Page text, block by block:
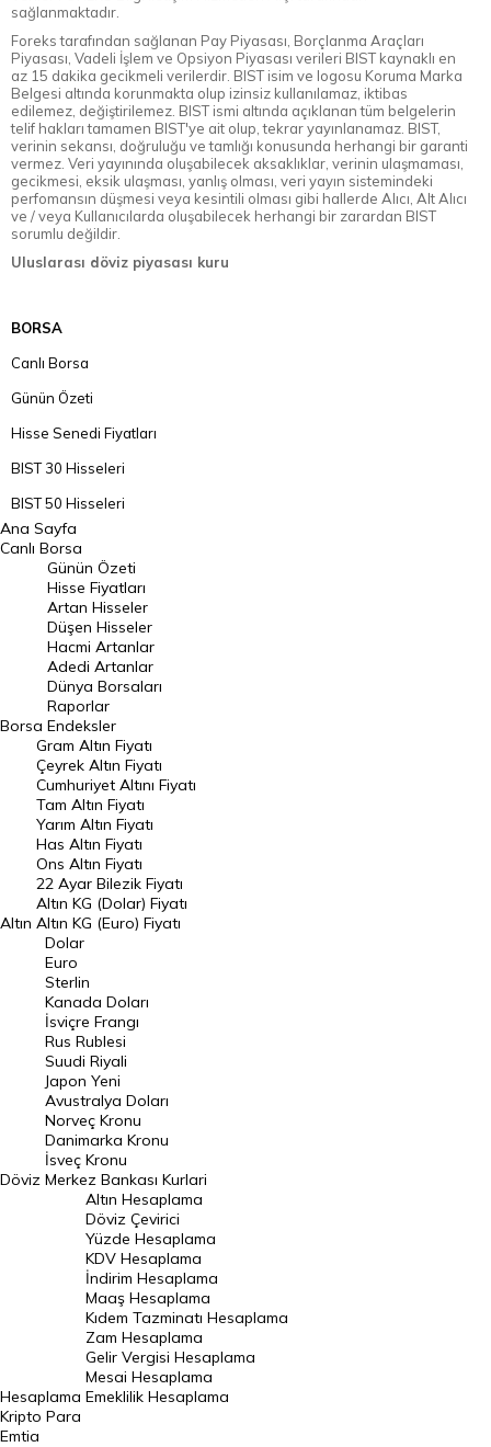
sağlanmaktadır.
Foreks tarafından sağlanan Pay Piyasası, Borçlanma Araçları
Piyasası, Vadeli İşlem ve Opsiyon Piyasası verileri BIST kaynaklı en
az 15 dakika gecikmeli verilerdir. BIST isim ve logosu Koruma Marka
Belgesi altında korunmakta olup izinsiz kullanılamaz, iktibas
edilemez, değiştirilemez. BIST ismi altında açıklanan tüm belgelerin
telif hakları tamamen BIST'ye ait olup, tekrar yayınlanamaz. BIST,
verinin sekansı, doğruluğu ve tamlığı konusunda herhangi bir garanti
vermez. Veri yayınında oluşabilecek aksaklıklar, verinin ulaşmaması,
gecikmesi, eksik ulaşması, yanlış olması, veri yayın sistemindeki
perfomansın düşmesi veya kesintili olması gibi hallerde Alıcı, Alt Alıcı
ve / veya Kullanıcılarda oluşabilecek herhangi bir zarardan BIST
sorumlu değildir.
Uluslarası döviz piyasası kuru
BORSA
Canlı Borsa
Günün Özeti
Hisse Senedi Fiyatları
BIST 30 Hisseleri
BIST 50 Hisseleri
BIST 100 Hisseleri
En Çok Artan Hisseler
En Çok Düşen Hisseler
Hacmi Artanlar
Geçmiş Kapanışlar
Dünya Borsaları
Raporlar
Endeksler
DÖVİZ
Döviz Kuru
Dolar Kuru
Euro Kuru
Pound Kuru
Frank Kuru
Riyal Kuru
Avustralya Doları
Danimarka Kronu Kuru
Kanada Doları Kuru
Norveç Kronu Kuru
İsveç Kronu Kuru
Japon Yeni Kuru
Serbest Piyasa Döviz Kurları
Merkez Bankası Döviz Kurları
Altın Fiyatları
Gram Altın Fiyatı
Ana Sayfa
Canlı Borsa
Borsa
Günün Özeti
Hisse Fiyatları
Artan Hisseler
Düşen Hisseler
Hacmi Artanlar
Adedi Artanlar
Dünya Borsaları
Raporlar
Endeksler
Altın
Gram Altın Fiyatı
Çeyrek Altın Fiyatı
Cumhuriyet Altını Fiyatı
Tam Altın Fiyatı
Yarım Altın Fiyatı
Has Altın Fiyatı
Ons Altın Fiyatı
22 Ayar Bilezik Fiyatı
Altın KG (Dolar) Fiyatı
Altın KG (Euro) Fiyatı
Döviz
Dolar
Euro
Sterlin
Kanada Doları
İsviçre Frangı
Rus Rublesi
Suudi Riyali
Japon Yeni
Avustralya Doları
Norveç Kronu
Danimarka Kronu
İsveç Kronu
Merkez Bankası Kurlari
Hesaplama
Altın Hesaplama
Döviz Çevirici
Yüzde Hesaplama
KDV Hesaplama
İndirim Hesaplama
Maaş Hesaplama
Kıdem Tazminatı Hesaplama
Zam Hesaplama
Gelir Vergisi Hesaplama
Mesai Hesaplama
Emeklilik Hesaplama
Kripto Para
Emtia